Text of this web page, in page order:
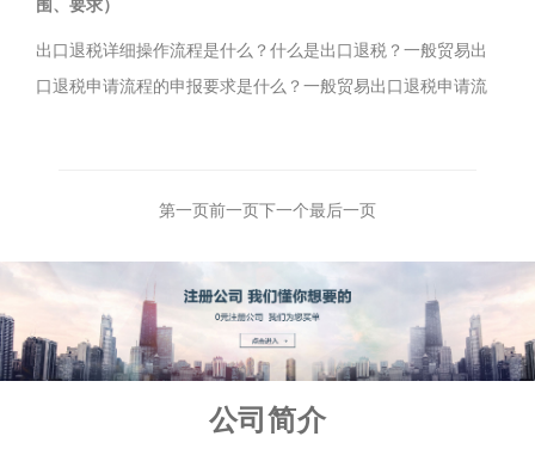
出口退税详细操作流程是什么？什么是出口退税？一般贸易出
口退税申请流程的申报要求是什么？一般贸易出口退税申请流
第一页前一页下一个最后一页
公司简介